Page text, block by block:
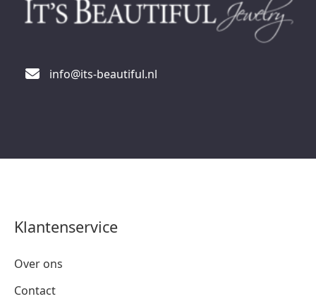
info@its-beautiful.nl
Klantenservice
Over ons
Contact